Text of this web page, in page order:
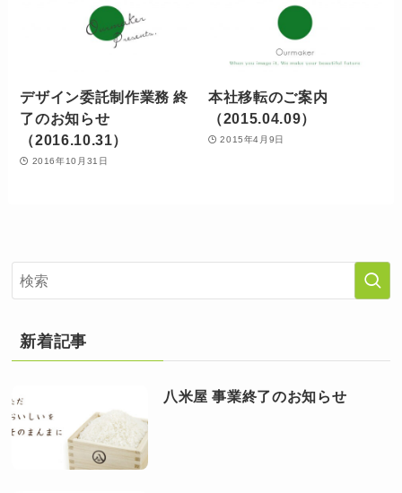
デザイン委託制作業務 終
了のお知らせ
（2016.10.31）
2016年10月31日
本社移転のご案内
（2015.04.09）
2015年4月9日
新着記事
八米屋 事業終了のお知らせ